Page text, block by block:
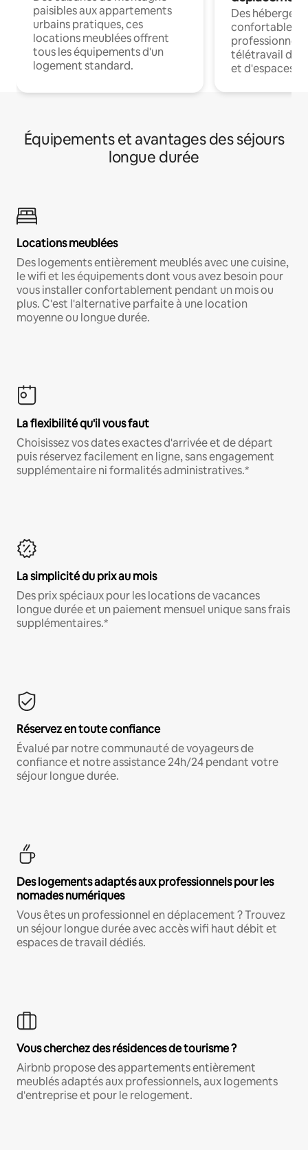
paisibles aux appartements
urbains pratiques, ces
locations meublées offrent
tous les équipements d'un
logement standard.
Des
confortables
professionnels
télétravail
et d'espaces
Équipements et avantages des séjours
longue durée
Locations meublées
Des logements entièrement meublés avec une cuisine,
le wifi et les équipements dont vous avez besoin pour
vous installer confortablement pendant un mois ou
plus. C'est l'alternative parfaite à une location
moyenne ou longue durée.
La flexibilité qu'il vous faut
Choisissez vos dates exactes d'arrivée et de départ
puis réservez facilement en ligne, sans engagement
supplémentaire ni formalités administratives.*
La simplicité du prix au mois
Des prix spéciaux pour les locations de vacances
longue durée et un paiement mensuel unique sans frais
supplémentaires.*
Réservez en toute confiance
Évalué par notre communauté de voyageurs de
confiance et notre assistance 24h/24 pendant votre
séjour longue durée.
Des logements adaptés aux professionnels pour les
nomades numériques
Vous êtes un professionnel en déplacement ? Trouvez
un séjour longue durée avec accès wifi haut débit et
espaces de travail dédiés.
Vous cherchez des résidences de tourisme ?
Airbnb propose des appartements entièrement
meublés adaptés aux professionnels, aux logements
d'entreprise et pour le relogement.